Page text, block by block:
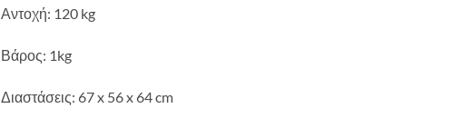
Αντοχή: 120 kg
Βάρος: 1kg
Διαστάσεις: 67 x 56 x 64 cm